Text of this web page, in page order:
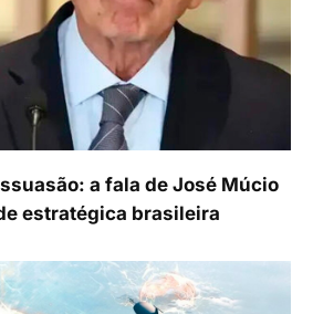
a fala de José Múcio
estratégica brasileira